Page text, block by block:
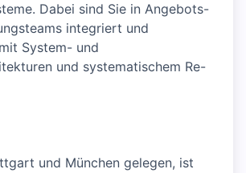
Dabei sind Sie in Angebots-
integriert und
System- und
und systematischem Re-
und München gelegen, ist